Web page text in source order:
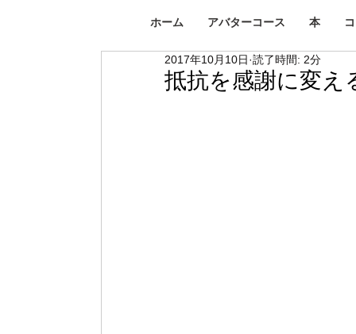
ホーム アバターコース 本
抵抗を感謝に変え
2017年10月10日 読了時間: 2分